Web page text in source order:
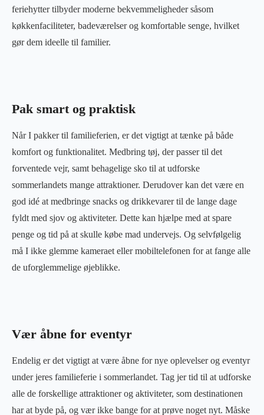
feriehytter tilbyder moderne bekvemmeligheder såsom
køkkenfaciliteter, badeværelser og komfortable senge, hvilket
gør dem ideelle til familier.
Pak smart og praktisk
Når I pakker til familieferien, er det vigtigt at tænke på både
komfort og funktionalitet. Medbring tøj, der passer til det
forventede vejr, samt behagelige sko til at udforske
sommerlandets mange attraktioner. Derudover kan det være en
god idé at medbringe snacks og drikkevarer til de lange dage
fyldt med sjov og aktiviteter. Dette kan hjælpe med at spare
penge og tid på at skulle købe mad undervejs. Og selvfølgelig
må I ikke glemme kameraet eller mobiltelefonen for at fange alle
de uforglemmelige øjeblikke.
Vær åbne for eventyr
Endelig er det vigtigt at være åbne for nye oplevelser og eventyr
under jeres familieferie i sommerlandet. Tag jer tid til at udforske
alle de forskellige attraktioner og aktiviteter, som destinationen
har at byde på, og vær ikke bange for at prøve noget nyt. Måske